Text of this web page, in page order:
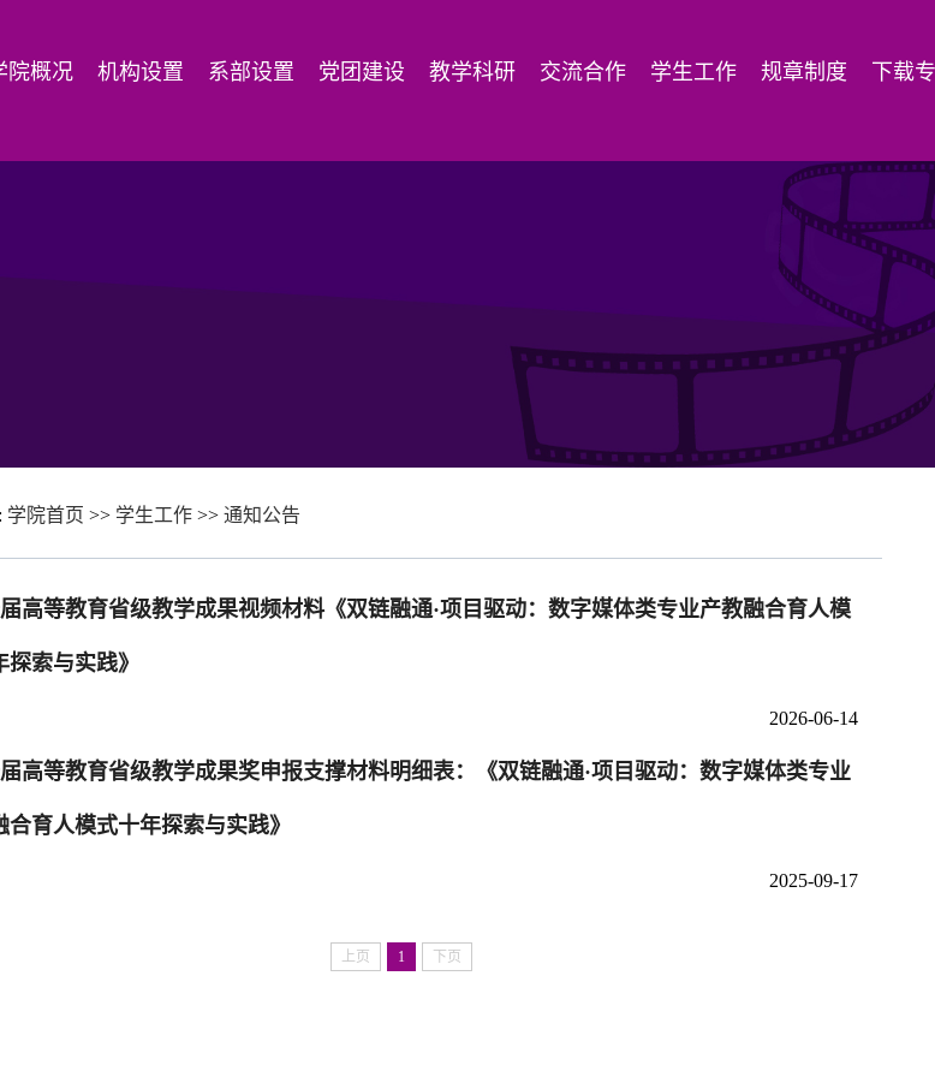
院概况 机构设置 系部设置 党团建设 教学科研 交流合作 学生工作 规章制度 下载
学院首页 >> 学生工作 >> 通知公告
高等教育省级教学成果视频材料《双链融通·项目驱动：数字媒体类专业产教融合育人模
探索与实践》
2026-06-14
高等教育省级教学成果奖申报支撑材料明细表：《双链融通·项目驱动：数字媒体类专业
合育人模式十年探索与实践》
2025-09-17
上页 1 下页